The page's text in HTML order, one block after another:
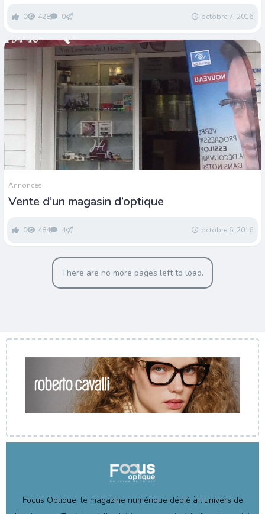
0 428 0 octobre 7, 2016
Annonces
Vente d’un magasin d’optique
0 484 4 octobre 6, 2016
There are no more pages left to load.
Focus Optique, le magazine numérique dédié à l'univers de